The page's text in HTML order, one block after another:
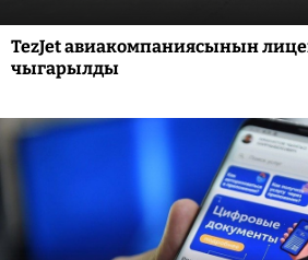
TezJet авиакомпаниясынын
чыгарылды